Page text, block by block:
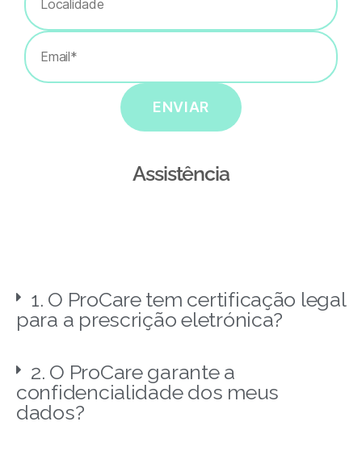
ENVIAR
Assistência
1. O ProCare tem certificação legal
para a prescrição eletrónica?
2. O ProCare garante a
confidencialidade dos meus
dados?